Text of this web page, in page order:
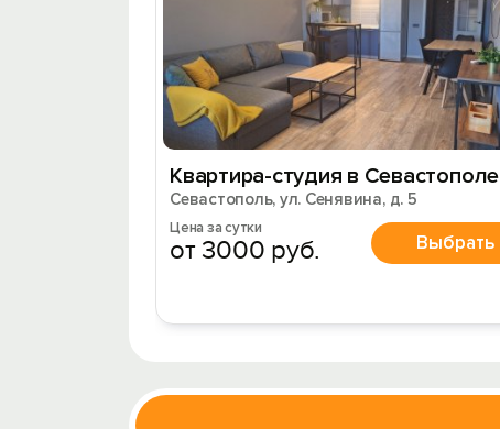
Квартира-студия в Севастополе
Севастополь, ул. Сенявина, д. 5
Цена за сутки
от 3000 руб. Выбрать